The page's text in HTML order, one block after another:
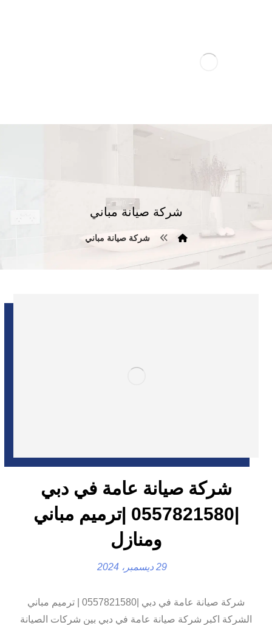
شركة صيانة مباني
شركة صيانة مباني
شركة صيانة عامة في دبي
|0557821580 |ترميم مباني
ومنازل
29 ديسمبر، 2024
شركة صيانة عامة في دبي |0557821580 | ترميم مباني
الشركة اكبر شركة صيانة عامة في دبي بين شركات الصيانة